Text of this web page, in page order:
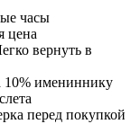
часы
цена
вернуть в
10% имениннику
перед покупкой